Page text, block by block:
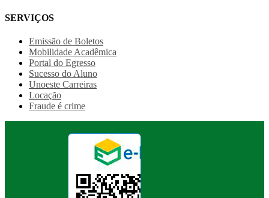
SERVIÇOS
Emissão de Boletos
Mobilidade Acadêmica
Portal do Egresso
Sucesso do Aluno
Unoeste Carreiras
Locação
Fraude é crime